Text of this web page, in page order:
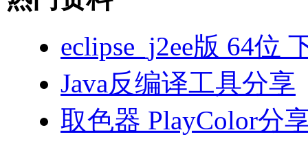
eclipse_j2ee版 64位
Java反编译工具分享
取色器 PlayColor分